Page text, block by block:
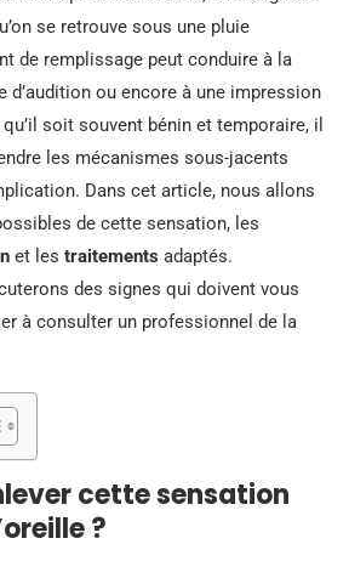
se retrouve sous une pluie
de remplissage peut conduire à la
d’audition ou encore à une impression
soit souvent bénin et temporaire, il
les mécanismes sous-jacents
Dans cet article, nous allons
de cette sensation, les
et les traitements adaptés.
des signes qui doivent vous
à consulter un professionnel de la
cette sensation
?